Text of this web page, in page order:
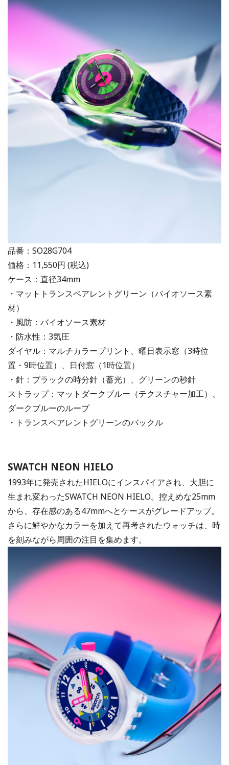
品番：SO28G704
価格：11,550円 (税込)
ケース：直径34mm
・マットトランスペアレントグリーン（バイオソース素
材）
・風防：バイオソース素材
・防水性：3気圧
ダイヤル：マルチカラープリント、曜日表示窓（3時位
置・9時位置）、日付窓（1時位置）
・針：ブラックの時分針（蓄光）、グリーンの秒針
ストラップ：マットダークブルー（テクスチャー加工）、
ダークブルーのループ
・トランスペアレントグリーンのバックル
SWATCH NEON HIELO
1993年に発売されたHIELOにインスパイアされ、大胆に
生まれ変わったSWATCH NEON HIELO。控えめな25mm
から、存在感のある47mmへとケースがグレードアップ。
さらに鮮やかなカラーを加えて再考されたウォッチは、時
を刻みながら周囲の注目を集めます。